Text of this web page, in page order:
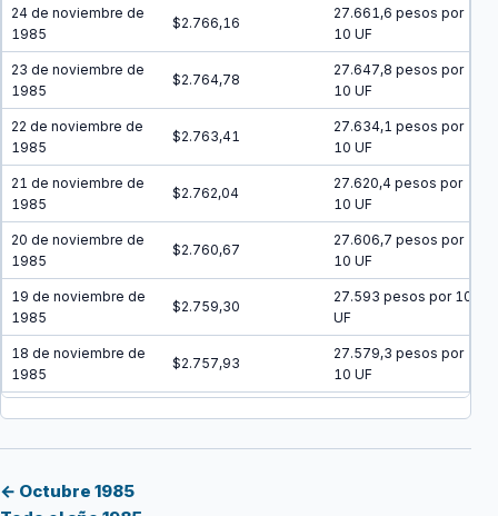
24 de noviembre de
1985
$2.766,16
27.661,6 pesos por
10 UF
23 de noviembre de
1985
$2.764,78
27.647,8 pesos por
10 UF
22 de noviembre de
1985
$2.763,41
27.634,1 pesos por
10 UF
21 de noviembre de
1985
$2.762,04
27.620,4 pesos por
10 UF
20 de noviembre de
1985
$2.760,67
27.606,7 pesos por
10 UF
19 de noviembre de
1985
$2.759,30
27.593 pesos por 10
UF
18 de noviembre de
1985
$2.757,93
27.579,3 pesos por
10 UF
$2.756,56
1985
← Octubre 1985